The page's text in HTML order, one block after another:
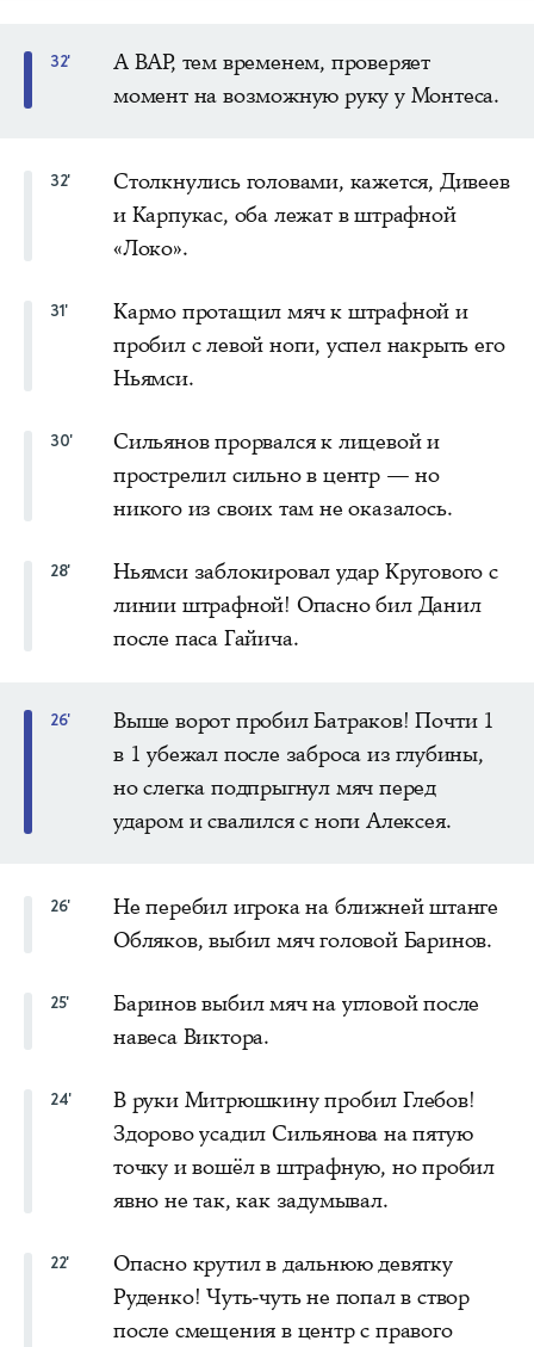
32'
А ВАР, тем временем, проверяет
момент на возможную руку у Монтеса.
32'
Столкнулись головами, кажется, Дивеев
и Карпукас, оба лежат в штрафной
«Локо».
31'
Кармо протащил мяч к штрафной и
пробил с левой ноги, успел накрыть его
Ньямси.
30'
Сильянов прорвался к лицевой и
прострелил сильно в центр — но
никого из своих там не оказалось.
28'
Ньямси заблокировал удар Кругового с
линии штрафной! Опасно бил Данил
после паса Гайича.
26'
Выше ворот пробил Батраков! Почти 1
в 1 убежал после заброса из глубины,
но слегка подпрыгнул мяч перед
ударом и свалился с ноги Алексея.
26'
Не перебил игрока на ближней штанге
Обляков, выбил мяч головой Баринов.
25'
Баринов выбил мяч на угловой после
навеса Виктора.
24'
В руки Митрюшкину пробил Глебов!
Здорово усадил Сильянова на пятую
точку и вошёл в штрафную, но пробил
явно не так, как задумывал.
22'
Опасно крутил в дальнюю девятку
Руденко! Чуть-чуть не попал в створ
после смещения в центр с правого